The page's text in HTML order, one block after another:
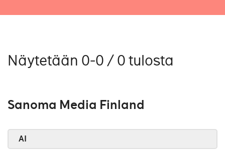
Näytetään 0-0 / 0 tulosta
Sanoma Media Finland
AI